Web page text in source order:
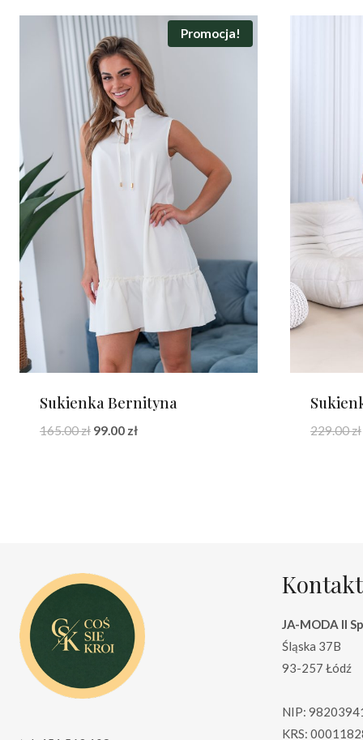
Promocja!
Sukienka Bernityna
165.00zł Pierwotna
99.00 złAktualna
229.00zł
Kontakt
JA-MODA II
Śląska 37B
93-257 Łódź
NIP:
KRS: